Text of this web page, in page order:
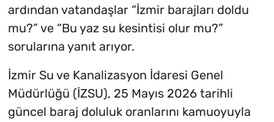
ardından vatandaşlar “İzmir barajları doldu
mu?” ve “Bu yaz su kesintisi olur mu?”
sorularına yanıt arıyor.
İzmir Su ve Kanalizasyon İdaresi Genel
Müdürlüğü (İZSU), 25 Mayıs 2026 tarihli
güncel baraj doluluk oranlarını kamuoyuyla